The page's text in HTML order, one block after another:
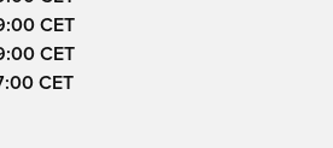
CET
CET
CET